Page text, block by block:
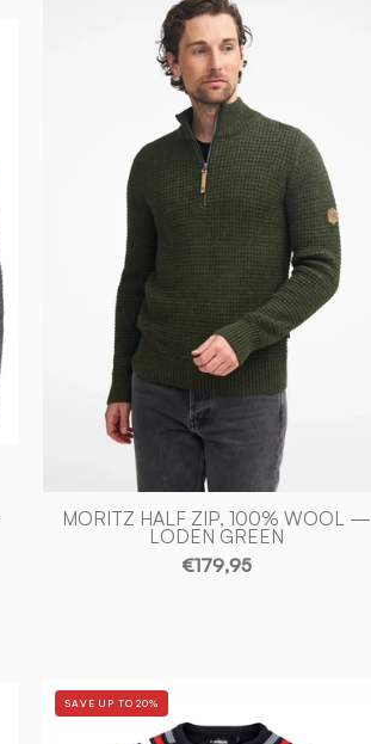
HALF
ZIP,
100%
ULL
—
LODEN
GREEN
-
Ivanhoe
of
Sweden
MORITZ HALF ZIP, 100% WOOL —
LODEN GREEN
€179,95
DUFFY
SAVE UP TO 20%